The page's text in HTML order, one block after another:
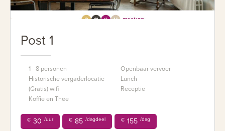
Post 1
1 - 8 personen
Historische vergaderlocatie
(Gratis) wifi
Koffie en Thee
Openbaar vervoer
Lunch
Receptie
€ 30 /uur € 85 /dagdeel € 155 /dag